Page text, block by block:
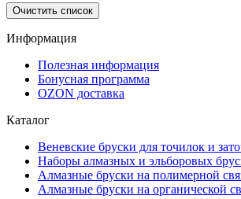
Очистить список
Информация
Полезная информация
Бонусная программа
OZON доставка
Каталог
Веневские бруски для точилок и
Наборы алмазных и эльборовых
Алмазные бруски на полимерной
Алмазные бруски на органической